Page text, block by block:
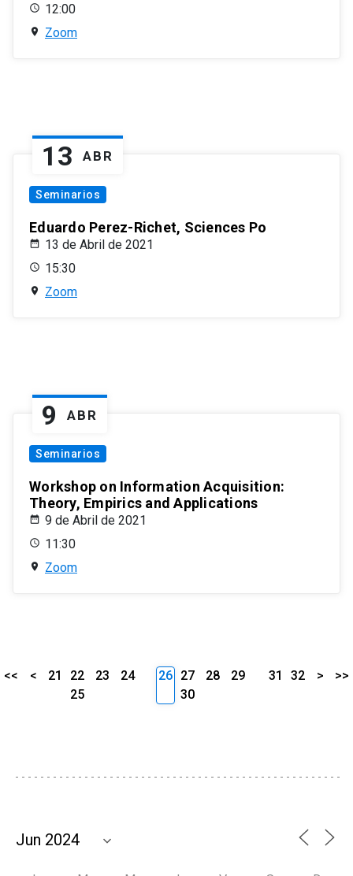
12:00
Zoom
13 ABR
Seminarios
Eduardo Perez-Richet, Sciences Po
13 de Abril de 2021
15:30
Zoom
9 ABR
Seminarios
Workshop on Information Acquisition:
Theory, Empirics and Applications
9 de Abril de 2021
11:30
Zoom
<< < 21 22 23
24
25
26 27 28
29
30
31 32 > >>